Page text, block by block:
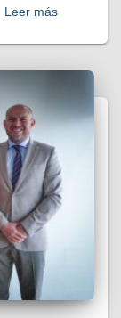
Leer más